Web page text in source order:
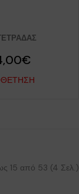
15 από 53 (4 Σελ.)